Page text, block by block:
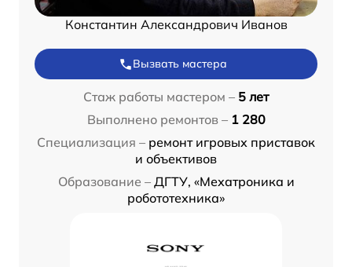
Константин Александрович Иванов
Вызвать мастера
Стаж работы мастером – 5 лет
Выполнено ремонтов – 1 280
Специализация – ремонт игровых приставок
и объективов
Образование – ДГТУ, «Мехатроника и
робототехника»